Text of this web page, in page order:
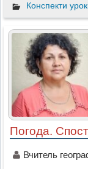
Конспекти
Погода.
Вчитель